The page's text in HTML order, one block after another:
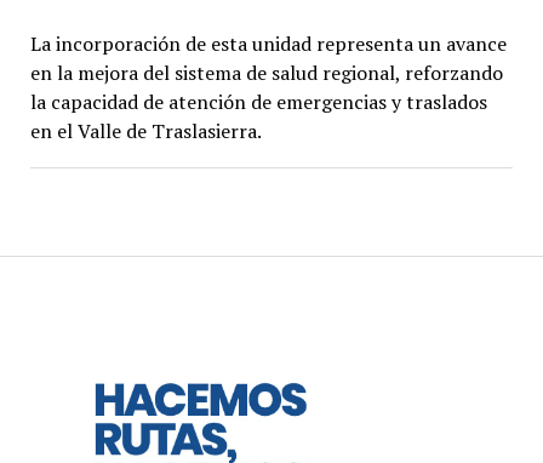
La incorporación de esta unidad representa un avance
en la mejora del sistema de salud regional, reforzando
la capacidad de atención de emergencias y traslados
en el Valle de Traslasierra.